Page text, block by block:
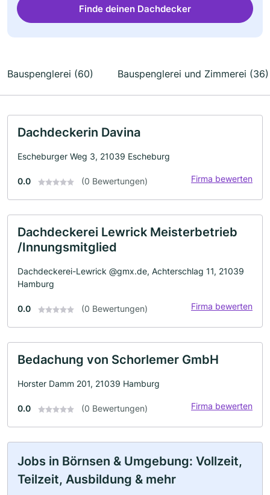
Finde deinen Dachdecker
Bauspenglerei (60) Bauspenglerei und Zimmerei (36)
Dachdeckerin Davina
Escheburger Weg 3, 21039 Escheburg
0.0 (0 Bewertungen) Firma bewerten
Dachdeckerei Lewrick Meisterbetrieb
/Innungsmitglied
Dachdeckerei-Lewrick @gmx.de, Achterschlag 11, 21039
Hamburg
0.0 (0 Bewertungen) Firma bewerten
Bedachung von Schorlemer GmbH
Horster Damm 201, 21039 Hamburg
0.0 (0 Bewertungen) Firma bewerten
Jobs in Börnsen & Umgebung: Vollzeit,
Teilzeit, Ausbildung & mehr